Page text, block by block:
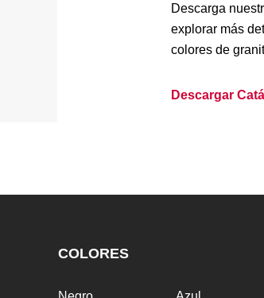
Descarga
explorar más
colores de
Descargar
COLORES